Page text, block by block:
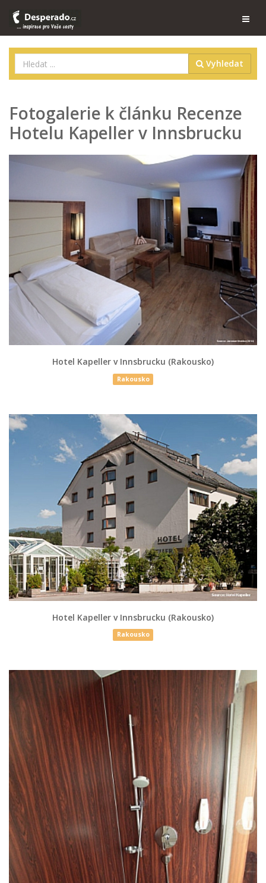
Vyhledat
Fotogalerie k článku Recenze
Hotelu Kapeller v Innsbrucku
Hotel Kapeller v Innsbrucku (Rakousko)
Rakousko
Hotel Kapeller v Innsbrucku (Rakousko)
Rakousko